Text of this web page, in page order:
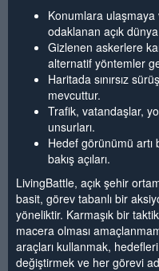
Konumlara
odaklanan açık
Gizlenen askerlere
alternatif yöntemler
Haritada sınırsız
mevcuttur.
Trafik, vatandaşlar,
unsurları.
Hedef görünümü artı
bakış açıları.
LivingBattle, açık şehir
basit, görev tabanlı bir
yöneliktir. Karmaşık bir
macera olması
araçları kullanmak,
değiştirmek ve her görevi